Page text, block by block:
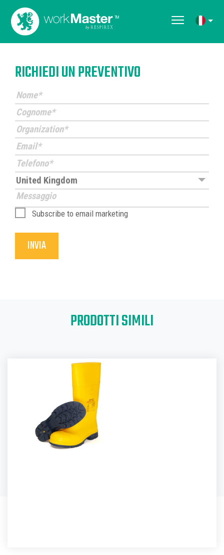
Articolo non disponibile
RICHIEDI UN PREVENTIVO
Subscribe to email marketing
PRODOTTI SIMILI